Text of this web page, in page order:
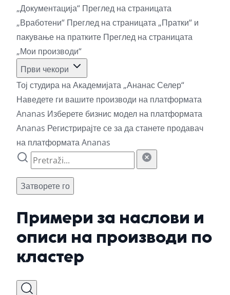
„Документација“ Преглед на страницата
„Вработени“ Преглед на страницата „Пратки“ и
пакување на пратките Преглед на страницата
„Мои производи“
Први чекори
Тој студира на Академијата „Ананас Селер“
Наведете ги вашите производи на платформата
Ananas Изберете бизнис модел на платформата
Ananas Регистрирајте се за да станете продавач
на платформата Ananas
Затворете го
Примери за наслови и
описи на производи по
кластер